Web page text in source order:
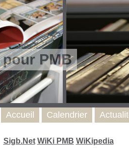
PMB
Sigb.Net WiKi PMB WiKipedia
Accueil Calendrier